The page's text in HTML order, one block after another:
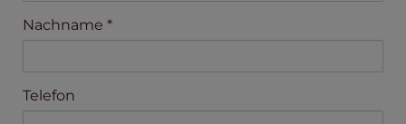
Nachname
Telefon